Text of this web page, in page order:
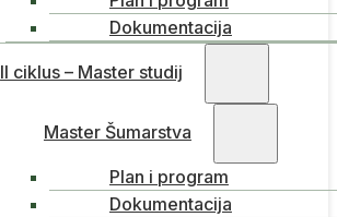
Dokumentacija
II ciklus – Master studij
Master Šumarstva
Plan i program
Dokumentacija